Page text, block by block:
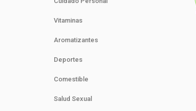
Vitaminas
Aromatizantes
Deportes
Comestible
Salud Sexual